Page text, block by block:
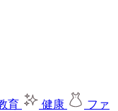
育 健康
ファ